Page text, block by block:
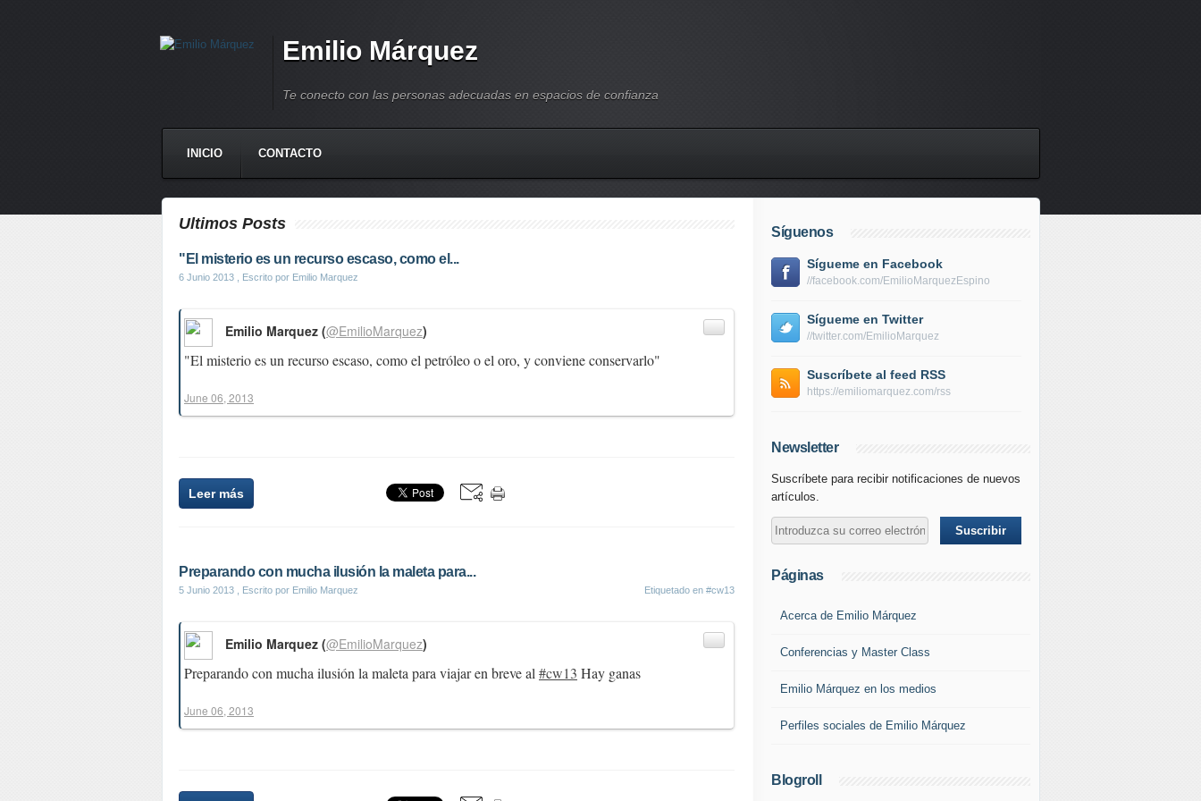
Emilio Márquez
Te conecto con las personas adecuadas en espacios de confianza
INICIO CONTACTO
Ultimos Posts
"El misterio es un recurso escaso, como el...
6 Junio 2013 , Escrito por Emilio Marquez
"El misterio es un recurso escaso, como el petróleo o el oro, y conviene conservarlo"
Emilio Marquez (@EmilioMarquez)
June 06, 2013
Leer más
Preparando con mucha ilusión la maleta para...
5 Junio 2013 , Escrito por Emilio Marquez Etiquetado en #cw13
Preparando con mucha ilusión la maleta para viajar en breve al #cw13 Hay ganas
Emilio Marquez (@EmilioMarquez)
June 06, 2013
Síguenos
Sígueme en Facebook
//facebook.com/EmilioMarquezEspino
Sígueme en Twitter
//twitter.com/EmilioMarquez
Suscríbete al feed RSS
https://emiliomarquez.com/rss
Newsletter
Suscríbete para recibir notificaciones de nuevos
artículos.
Páginas
Acerca de Emilio Márquez
Conferencias y Master Class
Emilio Márquez en los medios
Perfiles sociales de Emilio Márquez
Blogroll